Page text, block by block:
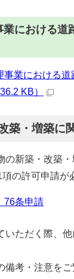
における道
事業における
KB）
築・増築に
の新築・改築
の許可申請が
76条申請
いただく際、
備考・注意をご